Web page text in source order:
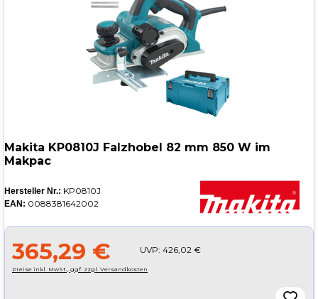
Makita KP0810J Falzhobel 82 mm 850 W im
Makpac
Hersteller Nr.: KP0810J
EAN: 0088381642002
365,29 € UVP: 426,02 €
Preise inkl. MwSt., ggf. zzgl. Versandkosten